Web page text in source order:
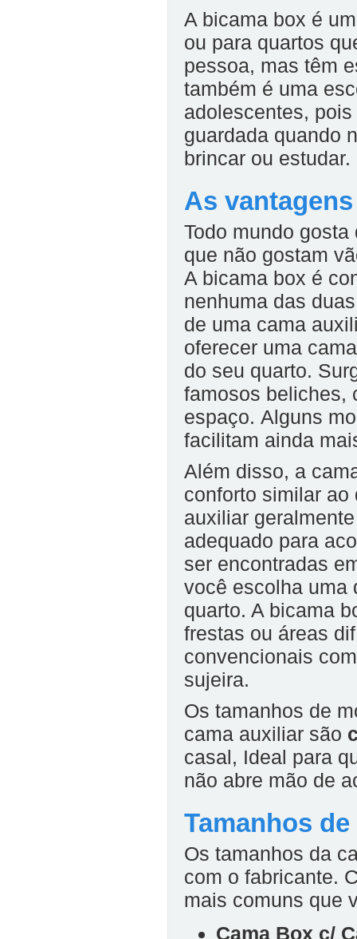
A bicama box é
ou para quartos
pessoa, mas têm
também é uma
adolescentes,
guardada quando
brincar ou estudar.
As
Todo mundo
que não gostam
A bicama box é
nenhuma das
de uma cama
oferecer uma
do seu quarto.
famosos beliches,
espaço. Alguns
facilitam ainda
Além disso, a
conforto similar ao
auxiliar
adequado para
ser encontradas
você escolha uma
quarto. A bicama
frestas ou áreas
convencionais
sujeira.
Os tamanhos de
cama auxiliar são
casal, Ideal para
não abre mão de
Tamanhos
Os tamanhos da
com o fabricante.
mais comuns que
Cama Box c/